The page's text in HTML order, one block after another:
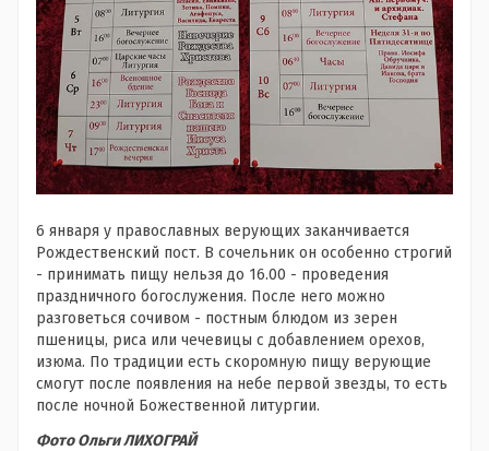
6 января у православных верующих заканчивается
Рождественский пост. В сочельник он особенно строгий
- принимать пищу нельзя до 16.00 - проведения
праздничного богослужения. После него можно
разговеться сочивом - постным блюдом из зерен
пшеницы, риса или чечевицы с добавлением орехов,
изюма. По традиции есть скоромную пищу верующие
смогут после появления на небе первой звезды, то есть
после ночной Божественной литургии.
Фото Ольги ЛИХОГРАЙ